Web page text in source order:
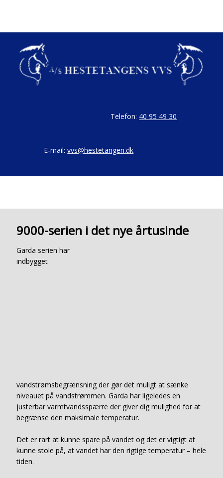
Telefon: 40 95 49 30
E-mail: vvs@hestetangen.dk
9000-serien i det nye årtusinde
Garda serien har
indbygget
vandstrømsbegrænsning der gør det muligt at sænke
niveauet på vandstrømmen. Garda har ligeledes en
justerbar varmtvandsspærre der giver dig mulighed for at
begrænse den maksimale temperatur.
Det er rart at kunne spare på vandet og det er vigtigt at
kunne stole på, at vandet har den rigtige temperatur – hele
tiden.